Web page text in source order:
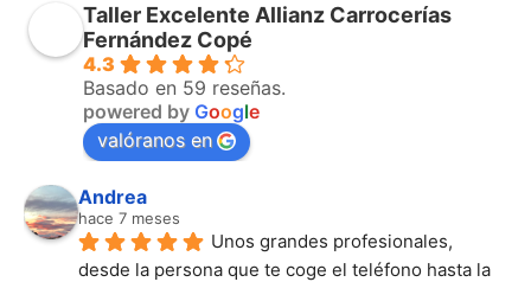
Taller Excelente Allianz Carrocerías
Fernández Copé
4.3
Basado en 59 reseñas.
powered by Google
valóranos en
Andrea
hace 7 meses
Unos grandes profesionales,
desde la persona que te coge el teléfono hasta la